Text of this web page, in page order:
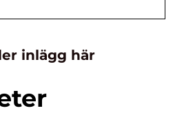
inlägg här